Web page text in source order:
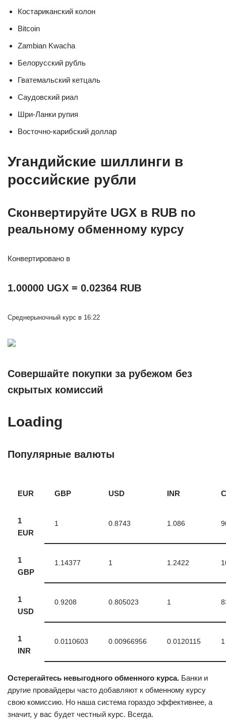
Костариканский колон
Bitcoin
Zambian Kwacha
Белорусский рубль
Гватемальский кетцаль
Саудовский риал
Шри-Ланки рупия
Восточно-карибский доллар
Угандийские шиллинги в
российские рубли
Сконвертируйте UGX в RUB по
реальному обменному курсу
Конвертировано в
1.00000 UGX = 0.02364 RUB
Среднерыночный курс в 16:22
Совершайте покупки за рубежом без
скрытых комиссий
Loading
Популярные валюты
EUR GBP USD INR
1
EUR
1 0.8743 1.086
1
GBP
1.14377 1 1.2422
1
USD
0.9208 0.805023 1
1
INR
0.0110603 0.00966956 0.0120115 1
Остерегайтесь невыгодного обменного курса. Банки и
другие провайдеры часто добавляют к обменному курсу
свою комиссию. Но наша система гораздо эффективнее, а
значит, у вас будет честный курс. Всегда.